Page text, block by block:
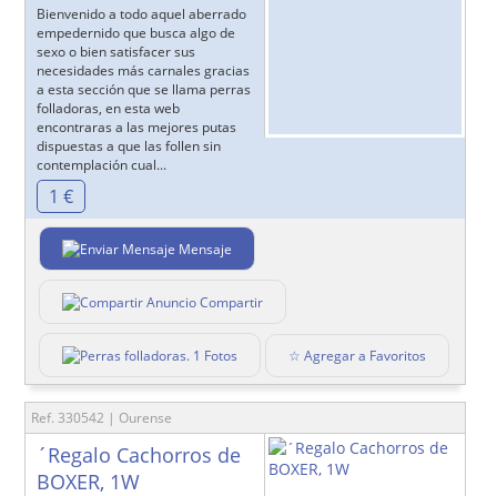
Bienvenido a todo aquel aberrado
empedernido que busca algo de
sexo o bien satisfacer sus
necesidades más carnales gracias
a esta sección que se llama perras
folladoras, en esta web
encontraras a las mejores putas
dispuestas a que las follen sin
contemplación cual...
1 €
Mensaje
Compartir
1 Fotos ☆ Agregar a Favoritos
Ref. 330542 | Ourense
´Regalo Cachorros de
BOXER, 1W